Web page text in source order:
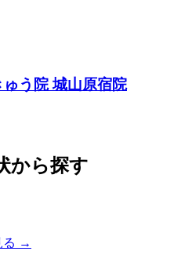
う院 城山原宿院
から探す
る →